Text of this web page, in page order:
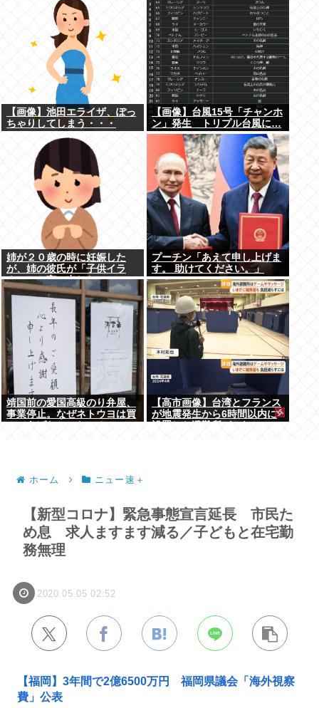
【画像】池田エライザ、ぽっ
ちゃりしてしまう・・・
【画像】台風15号「チャンホ
ン」発生 トリプル台風に…
姉が２０歳の時に妊娠した
が、姉の彼氏が「子供イラ
ネ」とか言い出した
プーチン「あえて申し上げま
す。 助けてください。」
靖国前の愛国高級のり弁屋、
事業停止。なぜネトウヨは買
【高市画像】台湾とフランス
が地震発生から6時間以内に
ホーム ニュー速＋
【新型コロナ】緊急事態宣言延長 市民た
め息 求人ますます減る／子どもと在宅勤
務無理
2020.05.05 02:52
【福岡】3年間で2億6500万円 福岡県議会「海外視察
費」公表